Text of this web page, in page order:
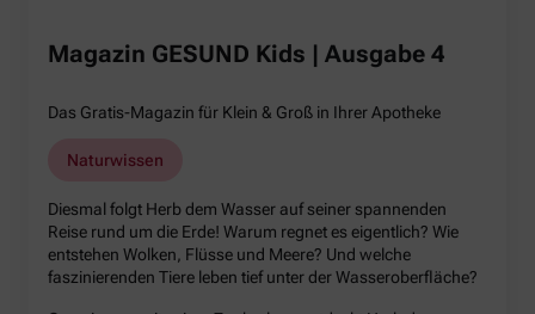
Magazin GESUND Kids | Ausgabe 4
Das Gratis-Magazin für Klein & Groß in Ihrer Apotheke
Naturwissen
Diesmal folgt Herb dem Wasser auf seiner spannenden
Reise rund um die Erde! Warum regnet es eigentlich? Wie
entstehen Wolken, Flüsse und Meere? Und welche
faszinierenden Tiere leben tief unter der Wasseroberfläche?